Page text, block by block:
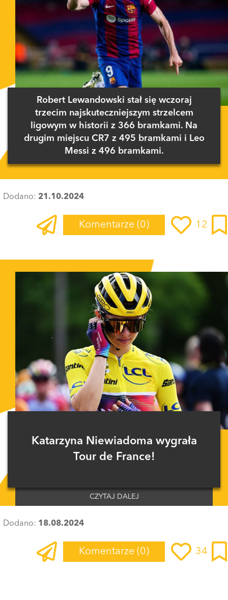
Robert Lewandowski stał się wczoraj
trzecim najskuteczniejszym strzelcem
ligowym w historii z 366 bramkami. Na
drugim miejscu CR7 z 495 bramkami i Leo
Messi z 496 bramkami.
Dodano: 21.10.2024
Komentarze (0) 12
Katarzyna Niewiadoma wygrała
Tour de France!
CZYTAJ DALEJ
Dodano: 18.08.2024
Komentarze (0) 34